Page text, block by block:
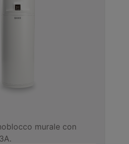
murale con